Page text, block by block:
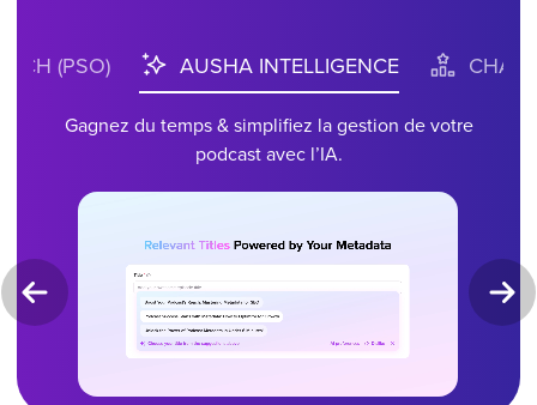
(PSO) AUSHA INTELLIGENCE
Gagnez du temps & simplifiez la gestion de votre
podcast avec l’IA.